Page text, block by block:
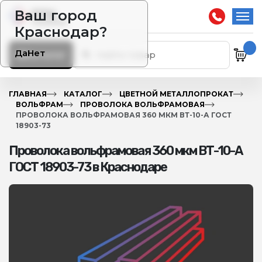
Ваш город
Краснодар?
ДаНет
Каталог
ГЛАВНАЯ КАТАЛОГ
ЦВЕТНОЙ МЕТАЛЛОПРОКАТ
ВОЛЬФРАМ
ПРОВОЛОКА ВОЛЬФРАМОВАЯ
ПРОВОЛОКА ВОЛЬФРАМОВАЯ 360 МКМ ВТ-10-А ГОСТ
18903-73
Проволока вольфрамовая 360 мкм ВТ-10-А
ГОСТ 18903-73 в Краснодаре